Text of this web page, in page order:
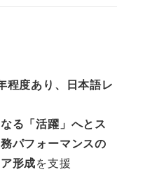
程度あり、日本語レ
る「活躍」 へとス
パフォーマンスの
形成を支援